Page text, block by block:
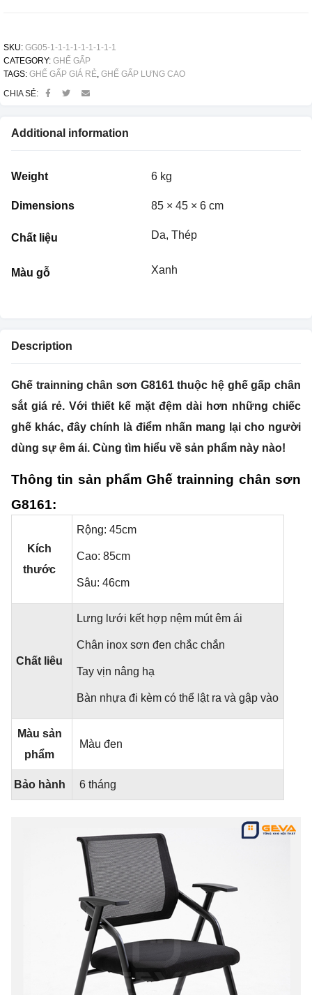
SKU: GG05-1-1-1-1-1-1-1-1-1
CATEGORY: GHẾ GẤP
TAGS: GHẾ GẤP GIÁ RẺ, GHẾ GẤP LƯNG CAO
CHIA SẺ:
Additional information
Weight 6 kg
Dimensions 85 × 45 × 6 cm
Chất liệu Da, Thép
Màu gỗ Xanh
Description
Ghế trainning chân sơn G8161 thuộc hệ ghế gấp chân
sắt giá rẻ. Với thiết kế mặt đệm dài hơn những chiếc
ghế khác, đây chính là điểm nhấn mang lại cho người
dùng sự êm ái. Cùng tìm hiểu về sản phẩm này nào!
Thông tin sản phẩm Ghế trainning chân sơn
G8161:
Kích
thước
Rộng: 45cm
Cao: 85cm
Sâu: 46cm
Chất liêu
Lưng lưới kết hợp nệm mút êm ái
Chân inox sơn đen chắc chắn
Tay vịn nâng hạ
Bàn nhựa đi kèm có thể lật ra và gập vào
Màu sản
phẩm
Màu đen
Bảo hành 6 tháng